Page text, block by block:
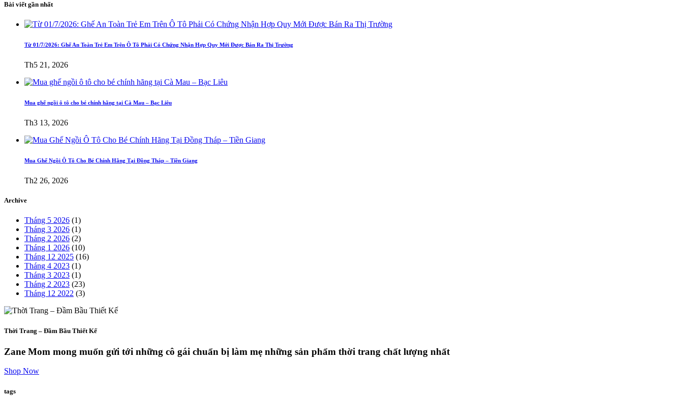
Bài viết gần nhất
Từ 01/7/2026: Ghế An Toàn Trẻ Em Trên Ô Tô Phải Có Chứng Nhận Hợp Quy Mới Được Bán Ra Thị Trường
Th5 21, 2026
Mua ghế ngồi ô tô cho bé chính hãng tại Cà Mau – Bạc Liêu
Th3 13, 2026
Mua Ghế Ngồi Ô Tô Cho Bé Chính Hãng Tại Đồng Tháp – Tiền Giang
Th2 26, 2026
Archive
Tháng 5 2026 (1)
Tháng 3 2026 (1)
Tháng 2 2026 (2)
Tháng 1 2026 (10)
Tháng 12 2025 (16)
Tháng 4 2023 (1)
Tháng 3 2023 (1)
Tháng 2 2023 (23)
Tháng 12 2022 (3)
Thời Trang – Đầm Bầu Thiết Kế
Zane Mom mong muốn gửi tới những cô gái chuẩn bị làm mẹ những sản phẩm thời trang chất lượng nhất
Shop Now
tags